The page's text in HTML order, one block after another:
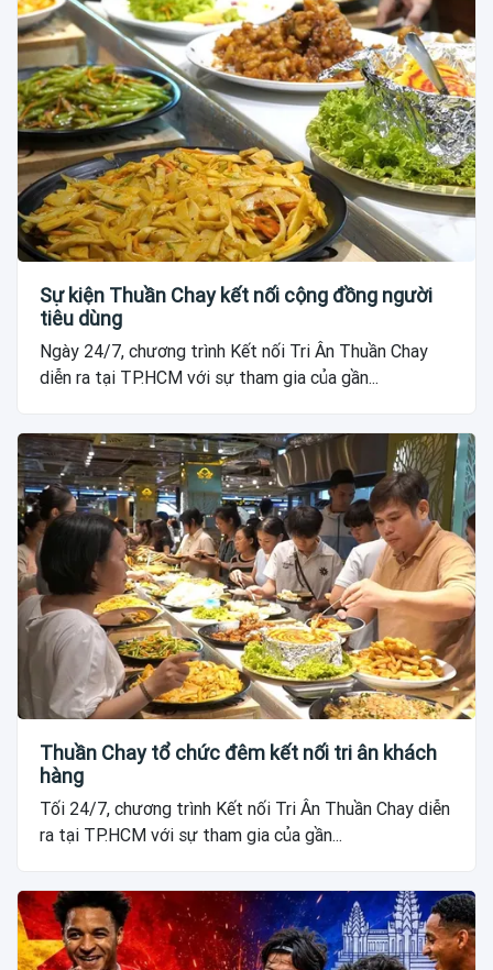
Sự kiện Thuần Chay kết nối cộng đồng người
tiêu dùng
Ngày 24/7, chương trình Kết nối Tri Ân Thuần Chay
diễn ra tại TP.HCM với sự tham gia của gần...
Thuần Chay tổ chức đêm kết nối tri ân khách
hàng
Tối 24/7, chương trình Kết nối Tri Ân Thuần Chay diễn
ra tại TP.HCM với sự tham gia của gần...